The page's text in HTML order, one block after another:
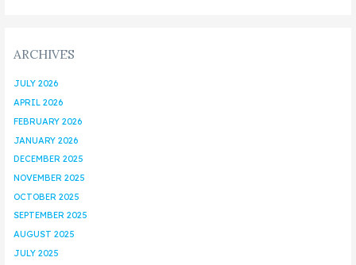
ARCHIVES
JULY 2026
APRIL 2026
FEBRUARY 2026
JANUARY 2026
DECEMBER 2025
NOVEMBER 2025
OCTOBER 2025
SEPTEMBER 2025
AUGUST 2025
JULY 2025